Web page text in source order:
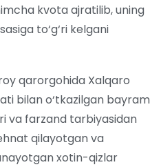
kvota ajratilib, uning
to‘g‘ri kelgani
qarorgohida Xalqaro
bilan o‘tkazilgan bayram
va farzand tarbiyasidan
qilayotgan va
xotin-qizlar